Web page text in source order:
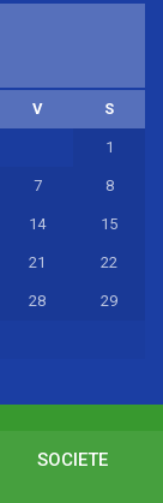
V S
1
7 8
14 15
21 22
28 29
SOCIETE